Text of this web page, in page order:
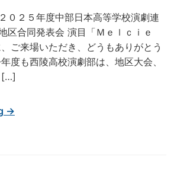
０２５年度中部日本高等学校演劇連
区合同発表会 演目「Ｍｅｌｃｉｅ
ご来場いただき、どうもありがとう
度も西陵高校演劇部は、地区大会、
[…]
→